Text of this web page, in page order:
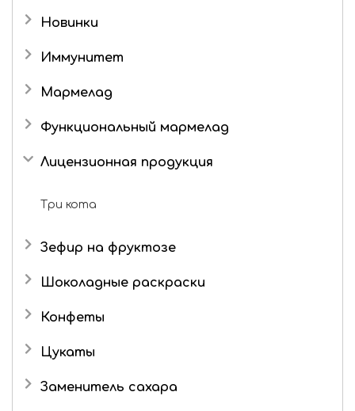
Новинки
Иммунитет
Мармелад
Детский мармелад
Мармелад в шоколаде
Функциональный мармелад
Лицензионная продукция
Три кота
Зефир на фруктозе
Шоколадные раскраски
Конфеты
Подарочные наборы
Цукаты
Имбирь в сахаре
Заменитель сахара